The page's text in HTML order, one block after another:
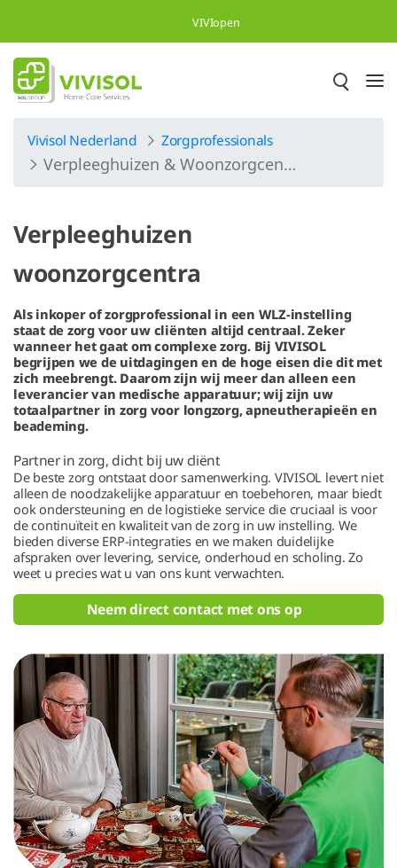
VIVIopen
Vivisol Nederland Zorgprofessionals
Verpleeghuizen & Woonzorgcentra
Verpleeghuizen
woonzorgcentra
Als inkoper of zorgprofessional in een WLZ-instelling
staat de zorg voor uw cliënten altijd centraal. Zeker
wanneer het gaat om complexe zorg. Bij VIVISOL
begrijpen we de uitdagingen en de hoge eisen die dit met
zich meebrengt. Daarom zijn wij meer dan alleen een
leverancier van medische apparatuur; wij zijn uw
totaalpartner in zorg voor longzorg, apneutherapieën en
beademing.
Partner in zorg, dicht bij uw cliënt
De beste zorg ontstaat door samenwerking. VIVISOL levert niet
alleen de noodzakelijke apparatuur en toebehoren, maar biedt
ook ondersteuning en de logistieke service die cruciaal is voor
de continuïteit en kwaliteit van de zorg in uw instelling. We
bieden diverse ERP-integraties en we maken duidelijke
afspraken over levering, service, onderhoud en scholing. Zo
weet u precies wat u van ons kunt verwachten.
Neem direct contact met ons op